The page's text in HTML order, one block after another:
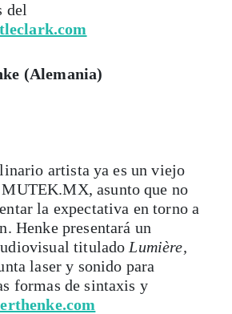
del
(Alemania)
artista ya es un viejo
asunto que no
la expectativa en torno a
Henke presentará un
titulado Lumière,
laser y sonido para
formas de sintaxis y